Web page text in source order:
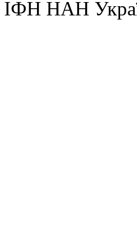
ІФН НАН